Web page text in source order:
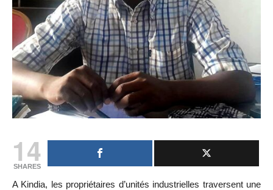
14
SHARES
A Kindia, les propriétaires d’unités industrielles traversent une